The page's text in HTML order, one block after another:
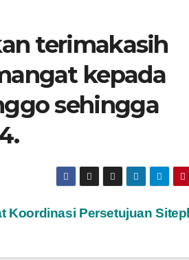
terimakasih
kepada
sehingga
Koordinasi Persetujuan